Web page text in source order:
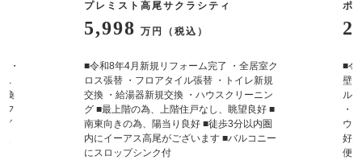
・
換
フ
グ
プレミスト高尾サクラシティ
5,998 万円（税込）
■令和8年4月新規リフォーム完了 ・全居室ク
ロス張替 ・フロアタイル張替 ・トイレ新規
交換 ・給湯器新規交換 ・ハウスクリーニン
グ ■最上階の為、上階住戸なし、眺望良好 ■
南東向きの為、陽当り良好 ■徒歩3分以内圏
内にイーアス高尾がございます ■バルコニー
にスロップシンク付
ポ
■令
壁
ル
・
ウ
好
便